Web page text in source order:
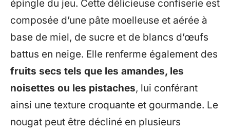
épingle du jeu. Cette délicieuse confiserie est
composée d’une pâte moelleuse et aérée à
base de miel, de sucre et de blancs d’œufs
battus en neige. Elle renferme également des
fruits secs tels que les amandes, les
noisettes ou les pistaches, lui conférant
ainsi une texture croquante et gourmande. Le
nougat peut être décliné en plusieurs